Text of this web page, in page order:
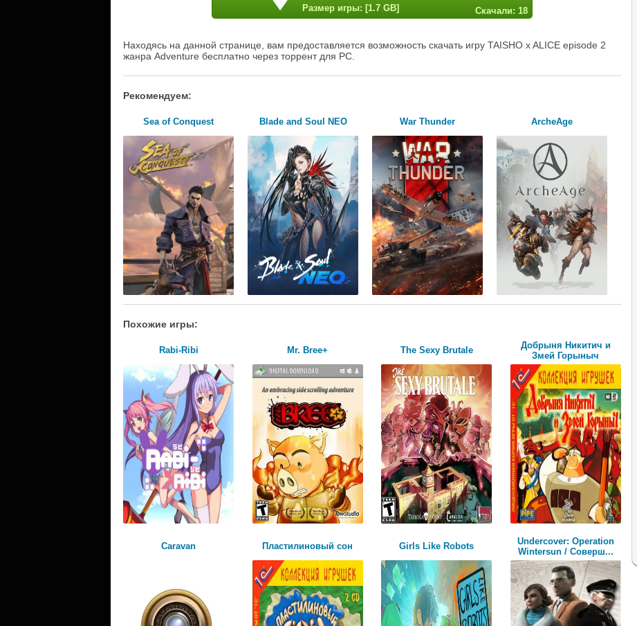
Размер игры: [1.7 GB] Скачали: 18
Находясь на данной странице, вам предоставляется возможность скачать игру TAISHO x ALICE episode 2
жанра Adventure бесплатно через торрент для PC.
Рекомендуем:
Sea of Conquest Blade and Soul NEO War Thunder ArcheAge
Похожие игры:
Rabi-Ribi Mr. Bree+ The Sexy Brutale
Добрыня Никитич и
Змей Горыныч
Caravan Пластилиновый сон Girls Like Robots
Undercover: Operation
Wintersun / Соверш...